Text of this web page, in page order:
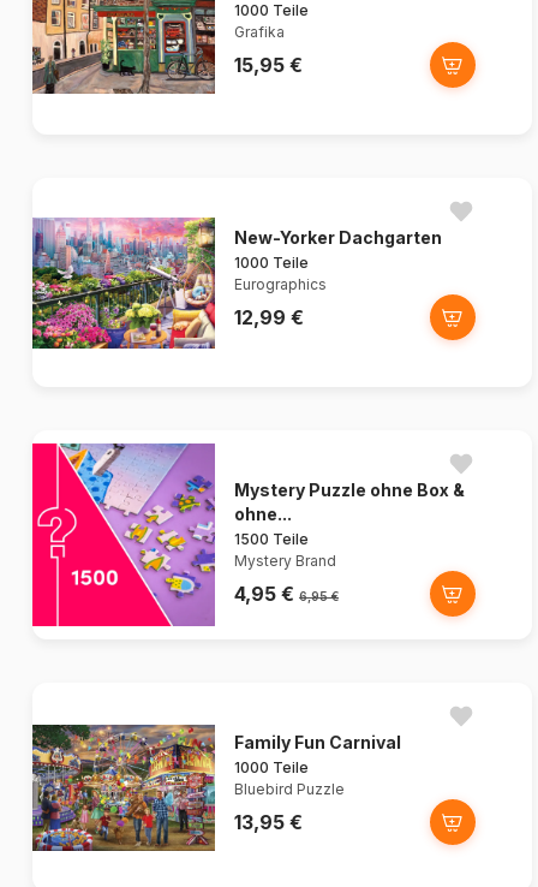
1000 Teile
Grafika
15,95 €
New-Yorker Dachgarten
1000 Teile
Eurographics
12,99 €
Mystery Puzzle ohne Box &
ohne...
1500 Teile
Mystery Brand
4,95 € 6,95 €
Family Fun Carnival
1000 Teile
Bluebird Puzzle
13,95 €